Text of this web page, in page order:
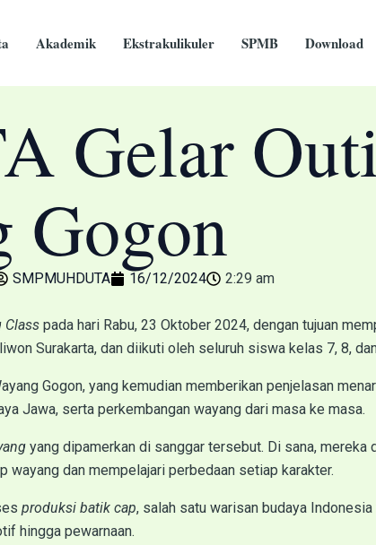
Akademik Ekstrakulikuler SPMB Download
Gelar
Gogon
SMPMUHDUTA 16/12/2024 2:29 am
Class pada hari Rabu, 23 Oktober 2024, dengan tujuan
Surakarta, dan diikuti oleh seluruh siswa kelas 7, 8,
Gogon, yang kemudian memberikan penjelasan
Jawa, serta perkembangan wayang dari masa ke masa.
yang dipamerkan di sanggar tersebut. Di sana,
dan mempelajari perbedaan setiap karakter.
produksi batik cap, salah satu warisan budaya
hingga pewarnaan.